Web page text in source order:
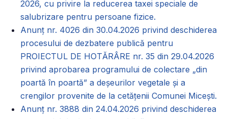
2026, cu privire la reducerea taxei speciale de
salubrizare pentru persoane fizice.
Anunț nr. 4026 din 30.04.2026 privind deschiderea
procesului de dezbatere publică pentru
PROIECTUL DE HOTĂRÂRE nr. 35 din 29.04.2026
privind aprobarea programului de colectare „din
poartă în poartă” a deșeurilor vegetale și a
crengilor provenite de la cetățenii Comunei Micești.
Anunț nr. 3888 din 24.04.2026 privind deschiderea